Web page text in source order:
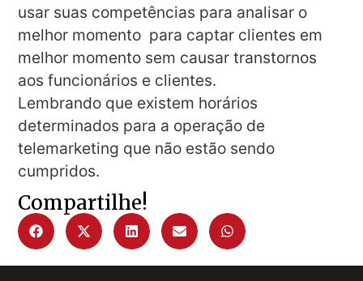
usar suas competências para analisar o
melhor momento para captar clientes em
melhor momento sem causar transtornos
aos funcionários e clientes.
Lembrando que existem horários
determinados para a operação de
telemarketing que não estão sendo
cumpridos.
Compartilhe!